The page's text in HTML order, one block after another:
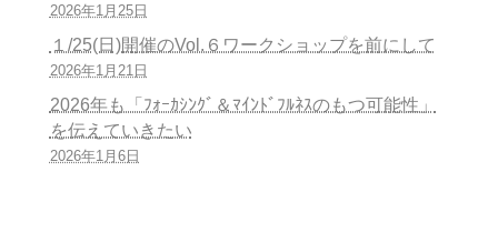
2026年1月25日
１/25(日)開催のVol.６ワークショップを前にして
2026年1月21日
2026年も「ﾌｫｰｶｼﾝｸﾞ＆ﾏｲﾝﾄﾞﾌﾙﾈｽのもつ可能性」
を伝えていきたい
2026年1月6日